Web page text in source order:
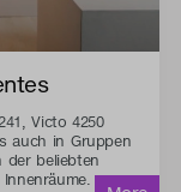
Victo 4250
auch in Gruppen
der beliebten